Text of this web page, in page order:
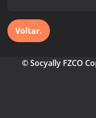
Voltar.
© Socyally FZCO